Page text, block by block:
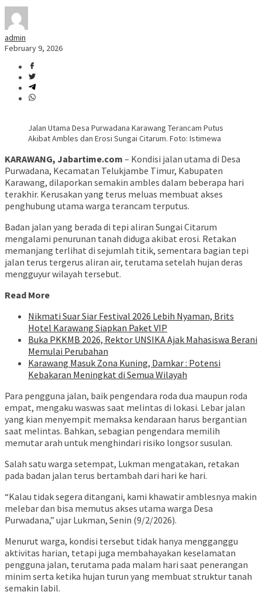
admin
February 9, 2026
Jalan Utama Desa Purwadana Karawang Terancam Putus
Akibat Ambles dan Erosi Sungai Citarum. Foto: Istimewa
KARAWANG, Jabartime.com – Kondisi jalan utama di Desa
Purwadana, Kecamatan Telukjambe Timur, Kabupaten
Karawang, dilaporkan semakin ambles dalam beberapa hari
terakhir. Kerusakan yang terus meluas membuat akses
penghubung utama warga terancam terputus.
Badan jalan yang berada di tepi aliran Sungai Citarum
mengalami penurunan tanah diduga akibat erosi. Retakan
memanjang terlihat di sejumlah titik, sementara bagian tepi
jalan terus tergerus aliran air, terutama setelah hujan deras
mengguyur wilayah tersebut.
Read More
Nikmati Suar Siar Festival 2026 Lebih Nyaman, Brits
Hotel Karawang Siapkan Paket VIP
Buka PKKMB 2026, Rektor UNSIKA Ajak Mahasiswa Berani
Memulai Perubahan
Karawang Masuk Zona Kuning, Damkar : Potensi
Kebakaran Meningkat di Semua Wilayah
Para pengguna jalan, baik pengendara roda dua maupun roda
empat, mengaku waswas saat melintas di lokasi. Lebar jalan
yang kian menyempit memaksa kendaraan harus bergantian
saat melintas. Bahkan, sebagian pengendara memilih
memutar arah untuk menghindari risiko longsor susulan.
Salah satu warga setempat, Lukman mengatakan, retakan
pada badan jalan terus bertambah dari hari ke hari.
“Kalau tidak segera ditangani, kami khawatir amblesnya makin
melebar dan bisa memutus akses utama warga Desa
Purwadana,” ujar Lukman, Senin (9/2/2026).
Menurut warga, kondisi tersebut tidak hanya mengganggu
aktivitas harian, tetapi juga membahayakan keselamatan
pengguna jalan, terutama pada malam hari saat penerangan
minim serta ketika hujan turun yang membuat struktur tanah
semakin labil.